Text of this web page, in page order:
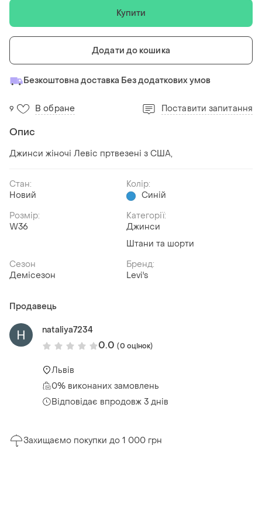
Купити
Додати до кошика
Безкоштовна доставка Без додаткових умов
9 В обране Поставити запитання
Опис
Джинси жіночі Левіс пртвезені з США,
Стан:
Новий
Колір:
Синій
Розмір:
W36
Категорії:
Джинси
Штани та шорти
Сезон
Демісезон
Бренд:
Levi's
Продавець
nataliya7234
0.0 (0 оцінок)
Львів
0% виконаних замовлень
Відповідає впродовж 3 днів
Захищаємо покупки до 1 000 грн